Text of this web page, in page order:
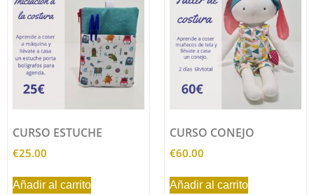
CURSO ESTUCHE
€25.00
Añadir al carrito
CURSO CONEJO
€60.00
Añadir al carrito